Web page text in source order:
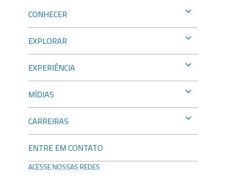
CONHECER
EXPLORAR
EXPERIÊNCIA
MÍDIAS
CARREIRAS
ENTRE EM CONTATO
ACESSE NOSSAS REDES